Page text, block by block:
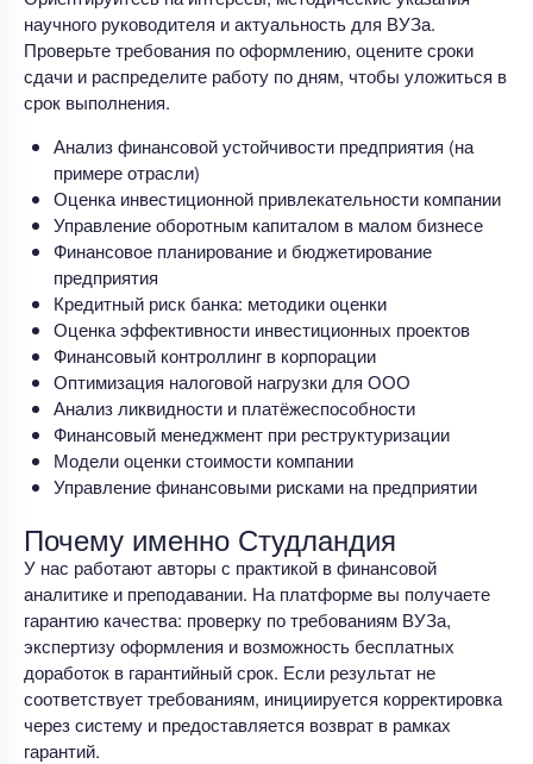
научного руководителя и актуальность для ВУЗа.
Проверьте требования по оформлению, оцените сроки
сдачи и распределите работу по дням, чтобы уложиться в
срок выполнения.
Анализ финансовой устойчивости предприятия (на
примере отрасли)
Оценка инвестиционной привлекательности компании
Управление оборотным капиталом в малом бизнесе
Финансовое планирование и бюджетирование
предприятия
Кредитный риск банка: методики оценки
Оценка эффективности инвестиционных проектов
Финансовый контроллинг в корпорации
Оптимизация налоговой нагрузки для ООО
Анализ ликвидности и платёжеспособности
Финансовый менеджмент при реструктуризации
Модели оценки стоимости компании
Управление финансовыми рисками на предприятии
Почему именно Студландия
У нас работают авторы с практикой в финансовой
аналитике и преподавании. На платформе вы получаете
гарантию качества: проверку по требованиям ВУЗа,
экспертизу оформления и возможность бесплатных
доработок в гарантийный срок. Если результат не
соответствует требованиям, инициируется корректировка
через систему и предоставляется возврат в рамках
гарантий.